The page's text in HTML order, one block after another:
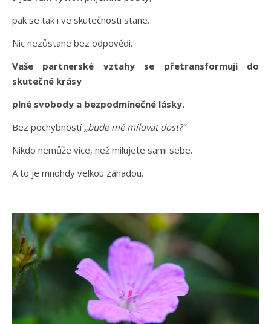
pak se tak i ve skutečnosti stane.
Nic nezůstane bez odpovědi.
Vaše partnerské vztahy se přetransformují do
skutečné krásy
plné svobody a bezpodmínečné lásky.
Bez pochybností „bude mě milovat dost?“
Nikdo nemůže více, než milujete sami sebe.
A to je mnohdy velkou záhadou.